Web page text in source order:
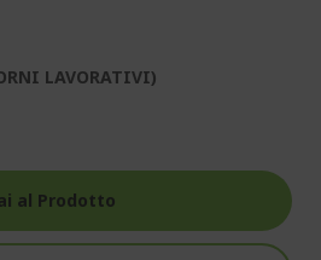
LAVORATIVI)
al Prodotto